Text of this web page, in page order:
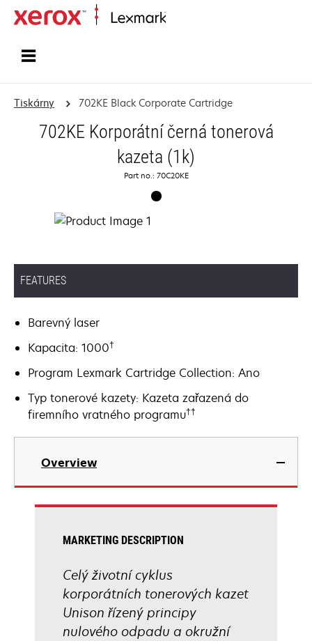
Tiskárny 702KE Black Corporate Cartridge
702KE Korporátní černá tonerová
kazeta (1k)
Part no.: 70C20KE
FEATURES
Barevný laser
Kapacita: 1000†
Program Lexmark Cartridge Collection: Ano
Typ tonerové kazety: Kazeta zařazená do
firemního vratného programu††
Overview
MARKETING DESCRIPTION
Celý životní cyklus
korporátních tonerových kazet
Unison řízený principy
nulového odpadu a okružní